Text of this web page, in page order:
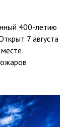
400-летию
7 августа